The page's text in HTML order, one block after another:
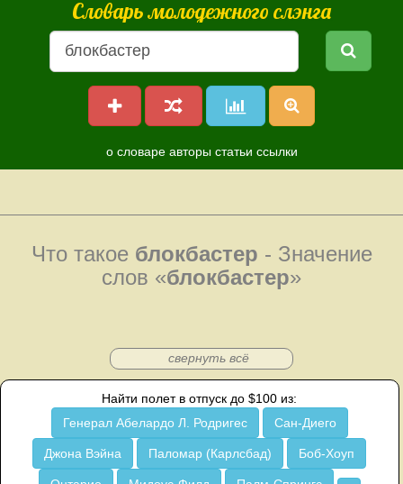
Словарь молодежного слэнга
о словаре авторы статьи ссылки
Что такое блокбастер - Значение
слов «блокбастер»
свернуть всё
Найти полет в отпуск до $100 из:
Генерал Абелардо Л. Родригес
Сан-Диего
Джона Вэйна Паломар (Карлсбад) Боб-Хоуп